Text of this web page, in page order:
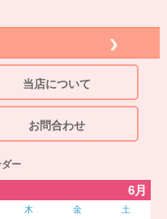
当店について
お問合わせ
ー
6月
木 金 土